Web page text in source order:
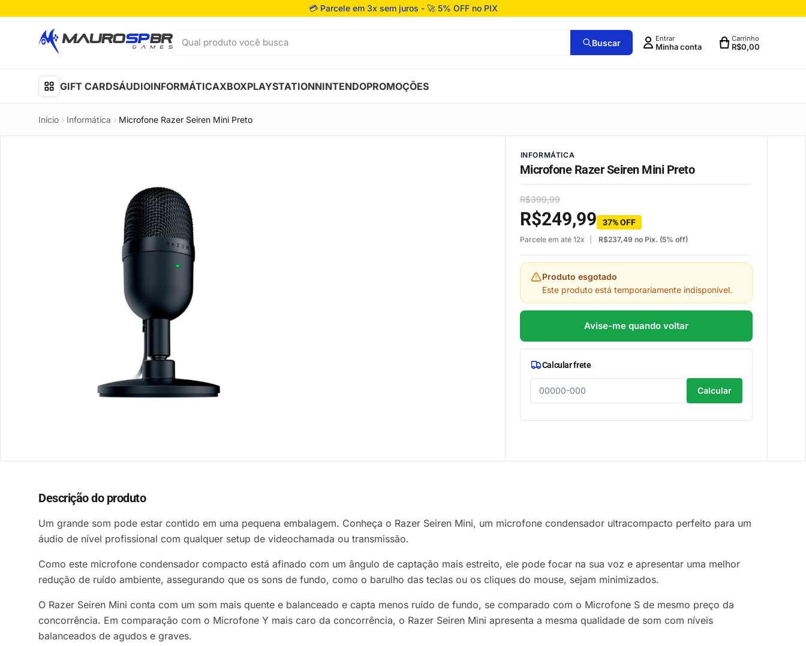
💳 Parcele em 3x sem juros - 🚀 5% OFF no PIX
Qual produto você busca Buscar Entrar
Minha conta
Carrinho
R$0,00
GIFT CARDSÁUDIOINFORMÁTICAXBOXPLAYSTATIONNINTENDOPROMOÇÕES
Início › Informática › Microfone Razer Seiren Mini Preto
INFORMÁTICA
Microfone Razer Seiren Mini Preto
R$399,99
R$249,99 37% OFF
Parcele em até 12x R$237,49 no Pix. (5% off)
Produto esgotado
Este produto está temporariamente indisponível.
Avise-me quando voltar
Calcular frete
Calcular
Descrição do produto
Um grande som pode estar contido em uma pequena embalagem. Conheça o Razer Seiren Mini, um microfone condensador ultracompacto perfeito para um
áudio de nível profissional com qualquer setup de videochamada ou transmissão.
Como este microfone condensador compacto está afinado com um ângulo de captação mais estreito, ele pode focar na sua voz e apresentar uma melhor
redução de ruído ambiente, assegurando que os sons de fundo, como o barulho das teclas ou os cliques do mouse, sejam minimizados.
O Razer Seiren Mini conta com um som mais quente e balanceado e capta menos ruído de fundo, se comparado com o Microfone S de mesmo preço da
concorrência. Em comparação com o Microfone Y mais caro da concorrência, o Razer Seiren Mini apresenta a mesma qualidade de som com níveis
balanceados de agudos e graves.